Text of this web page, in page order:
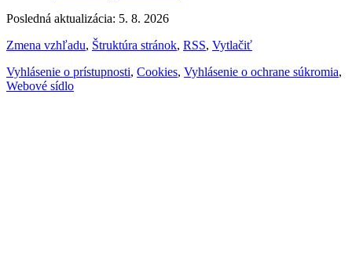
Posledná aktualizácia: 5. 8. 2026
Zmena vzhľadu, Štruktúra stránok, RSS, Vytlačiť
Vyhlásenie o prístupnosti, Cookies, Vyhlásenie o ochrane súkromia,
Webové sídlo